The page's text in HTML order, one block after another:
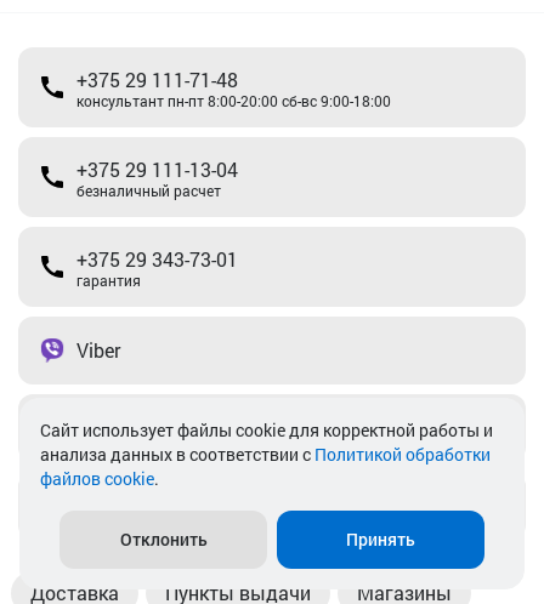
+375 29 111-71-48
консультант пн-пт 8:00-20:00 сб-вс 9:00-18:00
+375 29 111-13-04
безналичный расчет
+375 29 343-73-01
гарантия
Viber
Telegram
Доставка Пункты выдачи Магазины
Cайт использует файлы cookie для корректной работы и
анализа данных в соответствии с Политикой обработки
файлов cookie.
Отклонить Принять